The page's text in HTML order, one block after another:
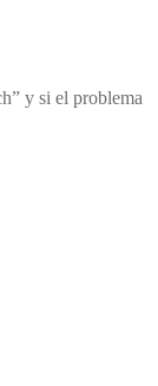
y si el problema